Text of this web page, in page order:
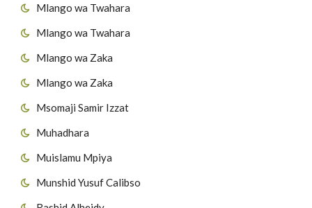
Mlango wa Twahara
Mlango wa Twahara
Mlango wa Zaka
Mlango wa Zaka
Msomaji Samir Izzat
Muhadhara
Muislamu Mpiya
Munshid Yusuf Calibso